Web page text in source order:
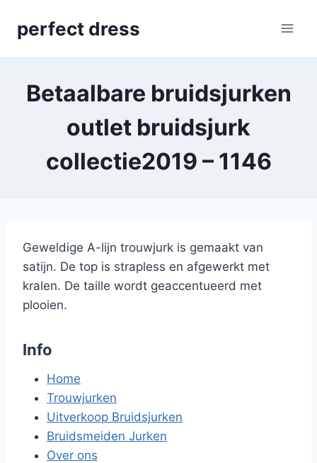
perfect dress
Betaalbare bruidsjurken
outlet bruidsjurk
collectie2019 – 1146
Geweldige A-lijn trouwjurk is gemaakt van
satijn. De top is strapless en afgewerkt met
kralen. De taille wordt geaccentueerd met
plooien.
Info
Home
Trouwjurken
Uitverkoop Bruidsjurken
Bruidsmeiden Jurken
Over ons